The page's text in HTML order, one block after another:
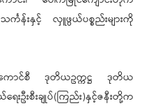
န်းနှင့် လှူဖွယ်ပစ္စည်းများကို
ောင်စီ ဒုတိယဥက္ကဋ္ဌ ဒုတိယ
းဦးစီးချုပ်(ကြည်း)နှင့်ဇနီးတို့က